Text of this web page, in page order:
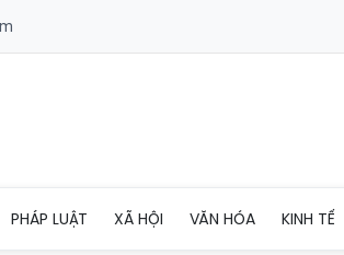
PHÁP LUẬT XÃ HỘI VĂN HÓA KINH TẾ